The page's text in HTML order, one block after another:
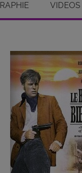
VIDEOS